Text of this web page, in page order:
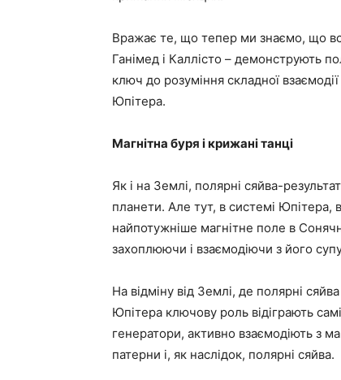
Вражає те, що тепер ми знаємо, що
Ганімед і Каллісто – демонструють
ключ до розуміння складної
Юпітера.
Магнітна буря і крижані танці
Як і на Землі, полярні сяйва-
планети. Але тут, в системі Юпітера,
найпотужніше магнітне поле в
захоплюючи і взаємодіючи з його
На відміну від Землі, де полярні
Юпітера ключову роль відіграють
генератори, активно взаємодіють з
патерни і, як наслідок, полярні сяйва.